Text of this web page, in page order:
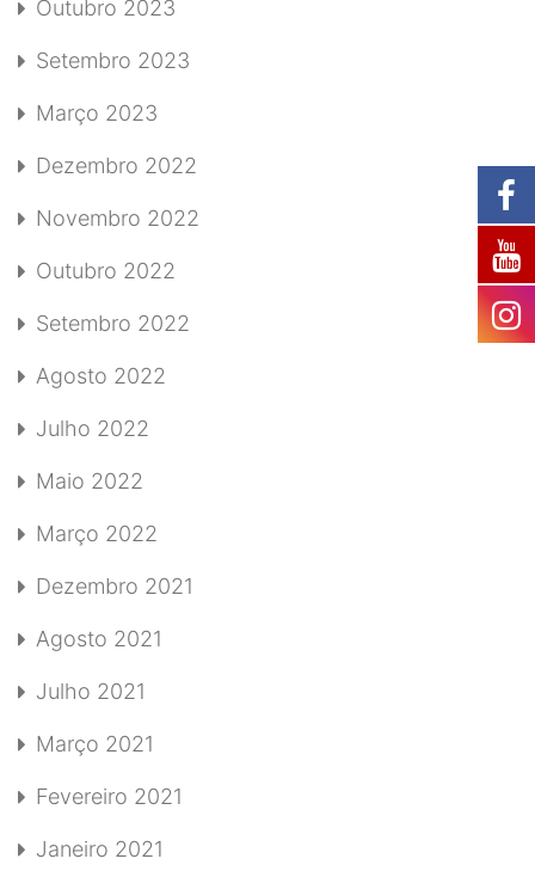
Outubro 2023
Setembro 2023
Março 2023
Dezembro 2022
Novembro 2022
Outubro 2022
Setembro 2022
Agosto 2022
Julho 2022
Maio 2022
Março 2022
Dezembro 2021
Agosto 2021
Julho 2021
Março 2021
Fevereiro 2021
Janeiro 2021